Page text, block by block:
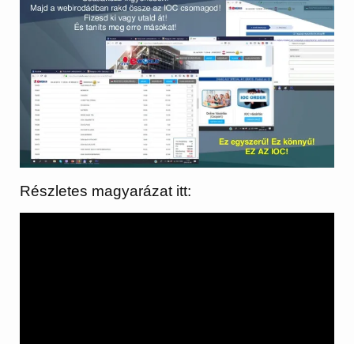
Részletes magyarázat itt: